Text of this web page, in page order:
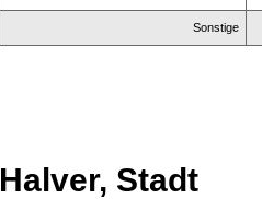
Sonstige
Halver, Stadt